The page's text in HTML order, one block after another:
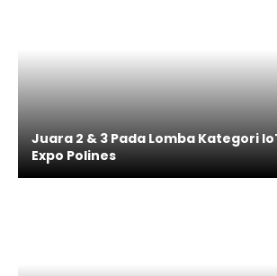
Juara 2 & 3 Pada Lomba Kategori
Expo Polines